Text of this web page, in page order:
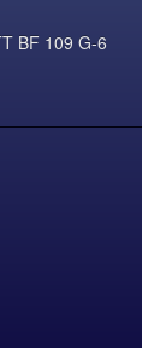
BF 109 G-6